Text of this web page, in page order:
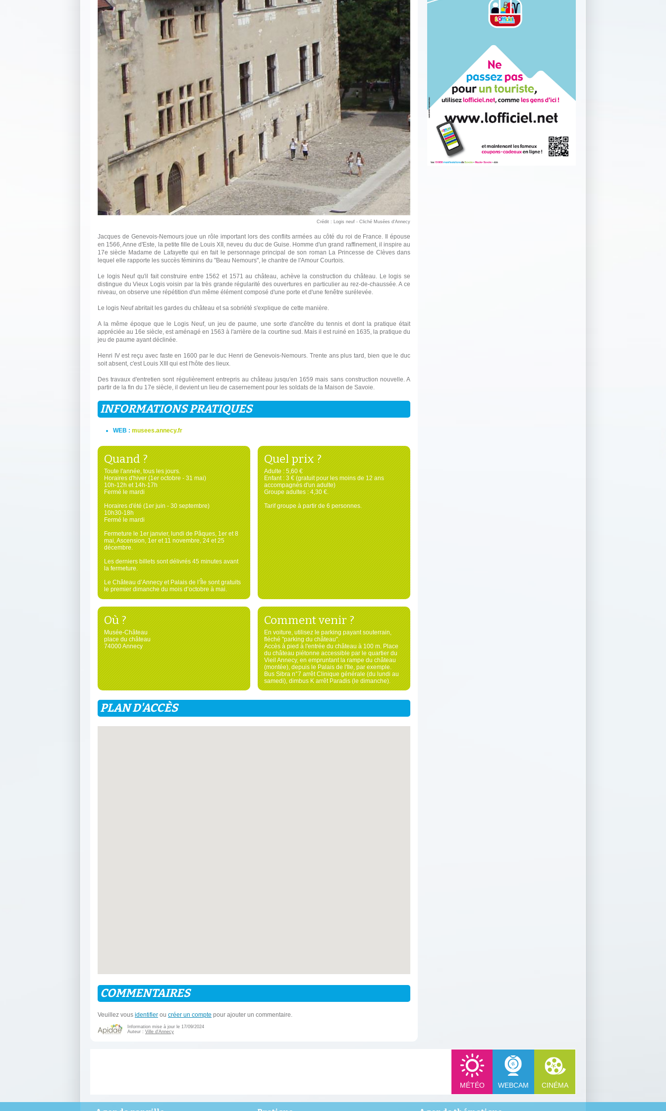
Crédit : Logis neuf - Cliché Musées d'Annecy
Jacques de Genevois-Nemours joue un rôle important lors des conflits armées au côté du roi de France. Il épouse
en 1566, Anne d'Este, la petite fille de Louis XII, neveu du duc de Guise. Homme d'un grand raffinement, il inspire au
17e siècle Madame de Lafayette qui en fait le personnage principal de son roman La Princesse de Clèves dans
lequel elle rapporte les succès féminins du "Beau Nemours", le chantre de l'Amour Courtois.
Le logis Neuf qu'il fait construire entre 1562 et 1571 au château, achève la construction du château. Le logis se
distingue du Vieux Logis voisin par la très grande régularité des ouvertures en particulier au rez-de-chaussée. A ce
niveau, on observe une répétition d'un même élément composé d'une porte et d'une fenêtre surélevée.
Le logis Neuf abritait les gardes du château et sa sobriété s'explique de cette manière.
A la même époque que le Logis Neuf, un jeu de paume, une sorte d'ancêtre du tennis et dont la pratique était
appréciée au 16e siècle, est aménagé en 1563 à l'arrière de la courtine sud. Mais il est ruiné en 1635, la pratique du
jeu de paume ayant déclinée.
Henri IV est reçu avec faste en 1600 par le duc Henri de Genevois-Nemours. Trente ans plus tard, bien que le duc
soit absent, c'est Louis XIII qui est l'hôte des lieux.
Des travaux d'entretien sont régulièrement entrepris au château jusqu'en 1659 mais sans construction nouvelle. A
partir de la fin du 17e siècle, il devient un lieu de casernement pour les soldats de la Maison de Savoie.
INFORMATIONS PRATIQUES
WEB : musees.annecy.fr
Quand ?
Toute l'année, tous les jours.
Horaires d'hiver (1er octobre - 31 mai)
10h-12h et 14h-17h
Fermé le mardi
Horaires d'été (1er juin - 30 septembre)
10h30-18h
Fermé le mardi
Fermeture le 1er janvier, lundi de Pâques, 1er et 8
mai, Ascension, 1er et 11 novembre, 24 et 25
décembre.
Les derniers billets sont délivrés 45 minutes avant
la fermeture.
Le Château d’Annecy et Palais de l’Île sont gratuits
le premier dimanche du mois d’octobre à mai.
Quel prix ?
Adulte : 5,60 €
Enfant : 3 € (gratuit pour les moins de 12 ans
accompagnés d'un adulte)
Groupe adultes : 4,30 €.
Tarif groupe à partir de 6 personnes.
Où ?
Musée-Château
place du château
74000 Annecy
Comment venir ?
En voiture, utilisez le parking payant souterrain,
fléché "parking du château".
Accès à pied à l'entrée du château à 100 m. Place
du château piétonne accessible par le quartier du
Vieil Annecy, en empruntant la rampe du château
(montée), depuis le Palais de l'Ile, par exemple.
Bus Sibra n°7 arrêt Clinique générale (du lundi au
samedi), dimbus K arrêt Paradis (le dimanche).
PLAN D'ACCÈS
COMMENTAIRES
Veuillez vous identifier ou créer un compte pour ajouter un commentaire.
Information mise à jour le 17/09/2024
Auteur : Ville d'Annecy
MÉTÉO WEBCAM CINÉMA